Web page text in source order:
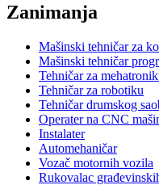
Zanimanja
Mašinski tehničar za
Mašinski tehničar
Tehničar za
Tehničar za robotiku
Tehničar drumskog
Operater na CNC
Instalater
Automehaničar
Vozač motornih vozila
Rukovalac